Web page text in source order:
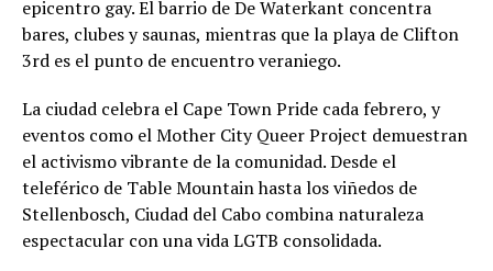
epicentro gay. El barrio de De Waterkant concentra
bares, clubes y saunas, mientras que la playa de Clifton
3rd es el punto de encuentro veraniego.
La ciudad celebra el Cape Town Pride cada febrero, y
eventos como el Mother City Queer Project demuestran
el activismo vibrante de la comunidad. Desde el
teleférico de Table Mountain hasta los viñedos de
Stellenbosch, Ciudad del Cabo combina naturaleza
espectacular con una vida LGTB consolidada.